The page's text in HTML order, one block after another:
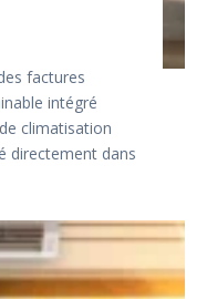
factures
intégré
climatisation
directement dans